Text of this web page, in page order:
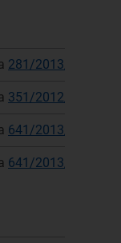
281/2013/R/gas
351/2012/R/gas
641/2013/R/com
641/2013/R/com